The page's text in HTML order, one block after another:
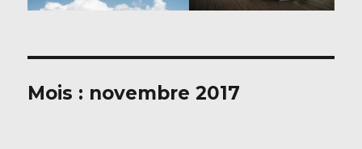
Mois : novembre 2017